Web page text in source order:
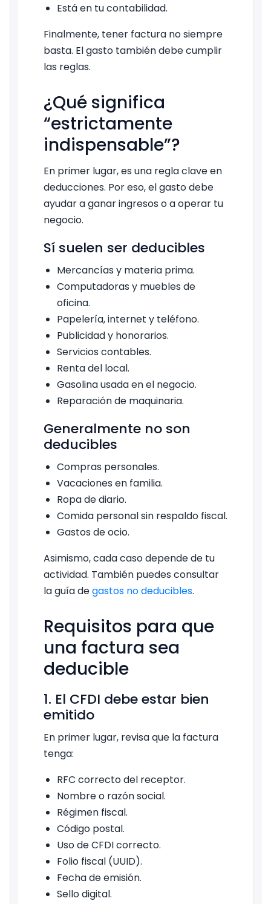
Está en tu contabilidad.
Finalmente, tener factura no siempre
basta. El gasto también debe cumplir
las reglas.
¿Qué significa
“estrictamente
indispensable”?
En primer lugar, es una regla clave en
deducciones. Por eso, el gasto debe
ayudar a ganar ingresos o a operar tu
negocio.
Sí suelen ser deducibles
Mercancías y materia prima.
Computadoras y muebles de
oficina.
Papelería, internet y teléfono.
Publicidad y honorarios.
Servicios contables.
Renta del local.
Gasolina usada en el negocio.
Reparación de maquinaria.
Generalmente no son
deducibles
Compras personales.
Vacaciones en familia.
Ropa de diario.
Comida personal sin respaldo fiscal.
Gastos de ocio.
Asimismo, cada caso depende de tu
actividad. También puedes consultar
la guía degastos no deducibles.
Requisitos para que
una factura sea
deducible
1. El CFDI debe estar bien
emitido
En primer lugar, revisa que la factura
tenga:
RFC correcto del receptor.
Nombre o razón social.
Régimen fiscal.
Código postal.
Uso de CFDI correcto.
Folio fiscal (UUID).
Fecha de emisión.
Sello digital.